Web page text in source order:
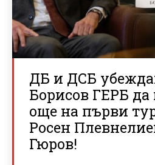
ДБ и ДСБ
Борисов ГЕРБ да
още на първи
Росен
Гюров!